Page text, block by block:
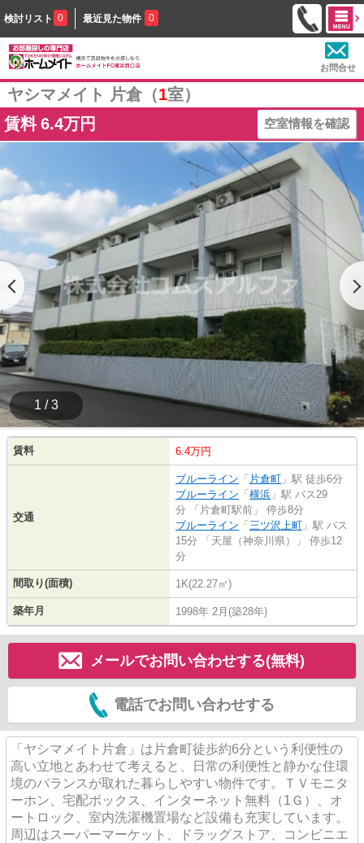
検討リスト 0 最近見た物件 0
お問合せ
ヤシマメイト 片倉（1室）
賃料 6.4万円 空室情報を確認
1 / 3
賃料 6.4万円
交通
ブルーライン 「 片倉町 」駅 徒歩6分
ブルーライン 「 横浜 」駅 バス29
分 「片倉町駅前」 停歩8分
ブルーライン 「 三ツ沢上町 」駅 バス
15分 「天屋（神奈川県）」 停歩12
分
間取り(面積) 1K(22.27㎡)
築年月 1998年 2月(築28年)
メールでお問い合わせする(無料)
電話でお問い合わせする
「ヤシマメイト片倉」は片倉町徒歩約6分という利便性の
高い立地とあわせて考えると、日常の利便性と静かな住環
境のバランスが取れた暮らしやすい物件です。ＴＶモニタ
ーホン、宅配ボックス、インターネット無料（1Ｇ）、オ
ートロック、室内洗濯機置場など設備も充実しています。
周辺はスーパーマーケット、ドラッグストア、コンビニエ